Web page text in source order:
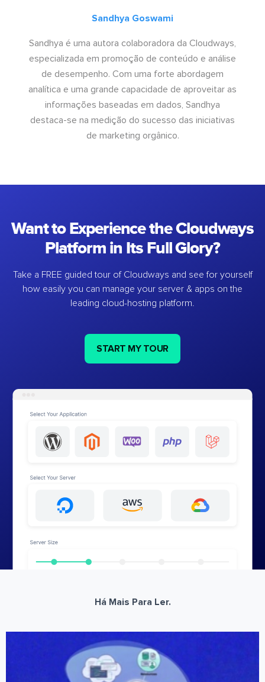
Sandhya Goswami
Sandhya é uma autora colaboradora da Cloudways,
especializada em promoção de conteúdo e análise
de desempenho. Com uma forte abordagem
analítica e uma grande capacidade de aproveitar as
informações baseadas em dados, Sandhya
destaca-se na medição do sucesso das iniciativas
de marketing orgânico.
Want to Experience the Cloudways
Platform in Its Full Glory?
Take a FREE guided tour of Cloudways and see for yourself
how easily you can manage your server & apps on the
leading cloud-hosting platform.
START MY TOUR
Há Mais Para Ler.